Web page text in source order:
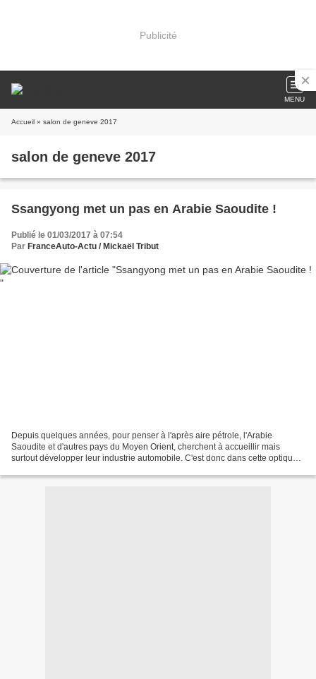
Publicité
MENU
Accueil » salon de geneve 2017
salon de geneve 2017
Ssangyong met un pas en Arabie Saoudite !
Publié le 01/03/2017 à 07:54
Par FranceAuto-Actu / Mickaël Tribut
Depuis quelques années, pour penser à l'après aire pétrole, l'Arabie
Saoudite et d'autres pays du Moyen Orient, cherchent à accueillir mais
surtout développer leur industrie automobile. C'est donc dans cette optique